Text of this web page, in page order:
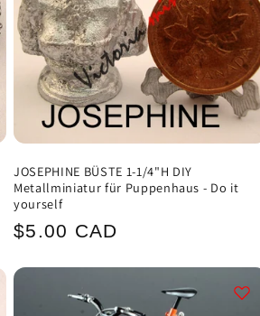
JOSEPHINE BÜSTE 1-1/4"H DIY
Metallminiatur für Puppenhaus - Do it
yourself
Normaler
$5.00 CAD